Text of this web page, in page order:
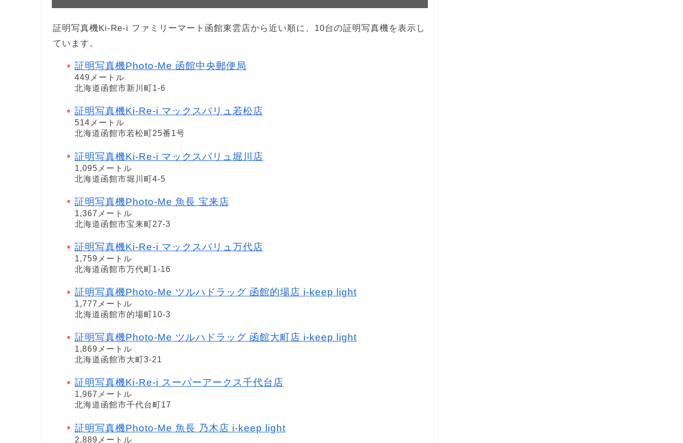
証明写真機Ki-Re-i ファミリーマート函館東雲店から近い順に、10台の証明写真機を表示し
ています。
証明写真機Photo-Me 函館中央郵便局
449メートル
北海道函館市新川町1-6
証明写真機Ki-Re-i マックスバリュ若松店
514メートル
北海道函館市若松町25番1号
証明写真機Ki-Re-i マックスバリュ堀川店
1,095メートル
北海道函館市堀川町4-5
証明写真機Photo-Me 魚長 宝来店
1,367メートル
北海道函館市宝来町27-3
証明写真機Ki-Re-i マックスバリュ万代店
1,759メートル
北海道函館市万代町1-16
証明写真機Photo-Me ツルハドラッグ 函館的場店 i-keep light
1,777メートル
北海道函館市的場町10-3
証明写真機Photo-Me ツルハドラッグ 函館大町店 i-keep light
1,869メートル
北海道函館市大町3-21
証明写真機Ki-Re-i スーパーアークス千代台店
1,967メートル
北海道函館市千代台町17
証明写真機Photo-Me 魚長 乃木店 i-keep light
2,889メートル